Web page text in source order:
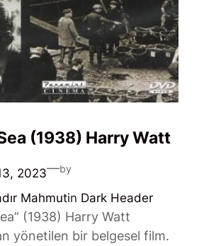
(1938) Harry Watt
2023—by
Mahmutin Dark Header
(1938) Harry Watt
yönetilen bir belgesel film.